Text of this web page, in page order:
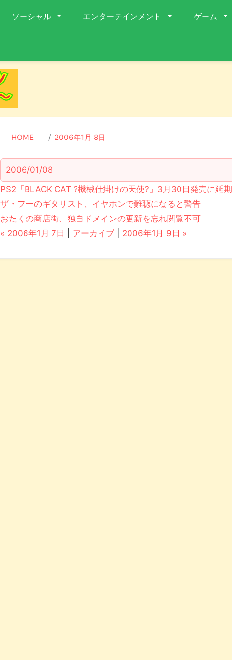
ソーシャル エンターテインメント ゲーム
HOME 2006年1月 8日
2006/01/08
PS2「BLACK CAT ?機械仕掛けの天使?」3月30日発売に延期
ザ・フーのギタリスト、イヤホンで難聴になると警告
おたくの商店街、独自ドメインの更新を忘れ閲覧不可
« 2006年1月 7日
アーカイブ 2006年1月 9日 »